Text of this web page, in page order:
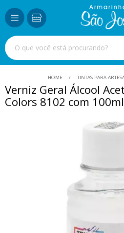
HOME TINTAS PARA
Verniz Geral Álcool
Colors 8102 com 100ml